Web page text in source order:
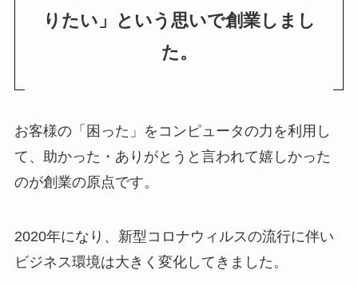
りたい」という思いで創業しまし
た。
お客様の「困った」をコンピュータの力を利用し
て、助かった・ありがとうと言われて嬉しかった
のが創業の原点です。
2020年になり、新型コロナウィルスの流行に伴い
ビジネス環境は大きく変化してきました。